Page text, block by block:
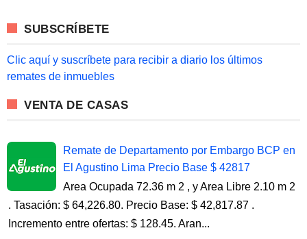
h
o
:
SUBSCRÍBETE
Clic aquí y suscríbete para recibir a diario los últimos
remates de inmuebles
VENTA DE CASAS
Remate de Departamento por Embargo BCP en
El Agustino Lima Precio Base $ 42817
Area Ocupada 72.36 m 2 , y Area Libre 2.10 m 2
. Tasación: $ 64,226.80. Precio Base: $ 42,817.87 .
Incremento entre ofertas: $ 128.45. Aran...